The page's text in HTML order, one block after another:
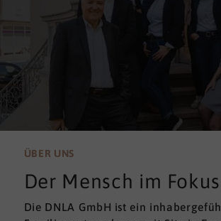
ÜBER UNS
Der Mensch im Fokus
Die DNLA GmbH ist ein